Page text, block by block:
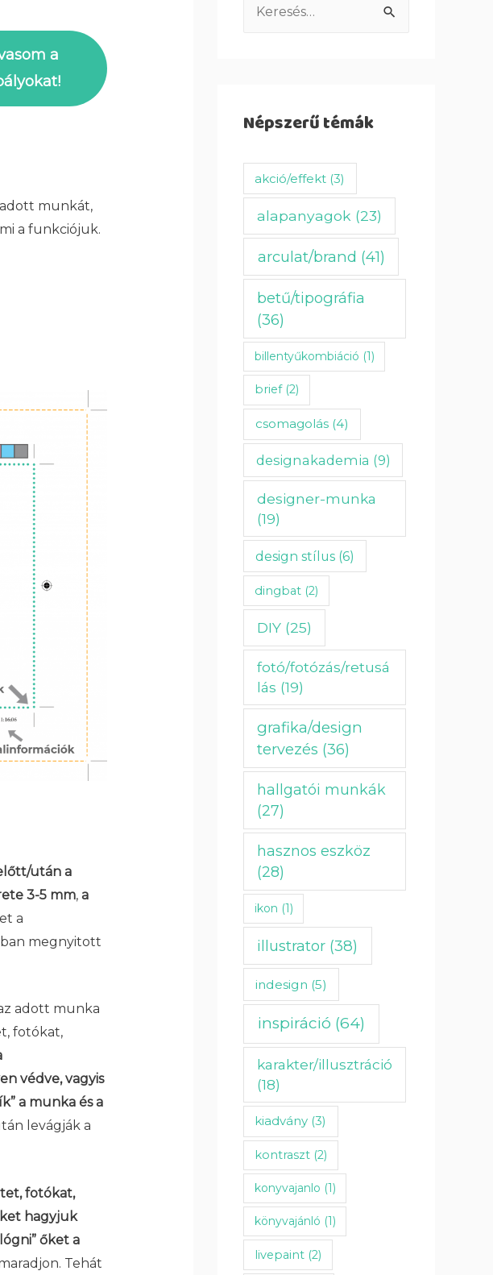
a
munkát,
a funkciójuk.
után a
3-5 mm, a
a
megnyitott
adott munka
fotókat,
védve, vagyis
a munka és a
levágják a
fotókat,
hagyjuk
őket a
Tehát
Népszerű témák
akció/effekt (3)
alapanyagok (23)
arculat/brand (41)
betű/tipográfia
(36)
billentyűkombiáció (1)
brief(2)
csomagolás(4)
designakademia (9)
designer-munka
(19)
design stílus (6)
dingbat (2)
DIY(25)
fotó/fotózás/retusá
lás (19)
grafika/design
tervezés (36)
hallgatói munkák
(27)
hasznos eszköz
(28)
ikon (1)
illustrator (38)
indesign (5)
inspiráció (64)
karakter/illusztráció
(18)
kiadvány (3)
kontraszt (2)
konyvajanlo (1)
könyvajánló (1)
livepaint (2)